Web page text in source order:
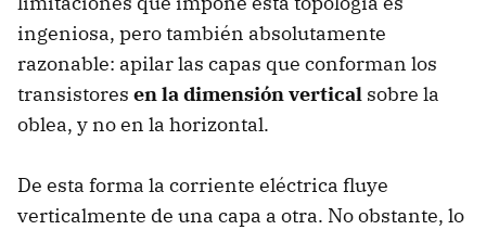
ingeniosa, pero también absolutamente
razonable: apilar las capas que conforman los
transistores en la dimensión vertical sobre la
oblea, y no en la horizontal.
De esta forma la corriente eléctrica fluye
verticalmente de una capa a otra. No obstante, lo